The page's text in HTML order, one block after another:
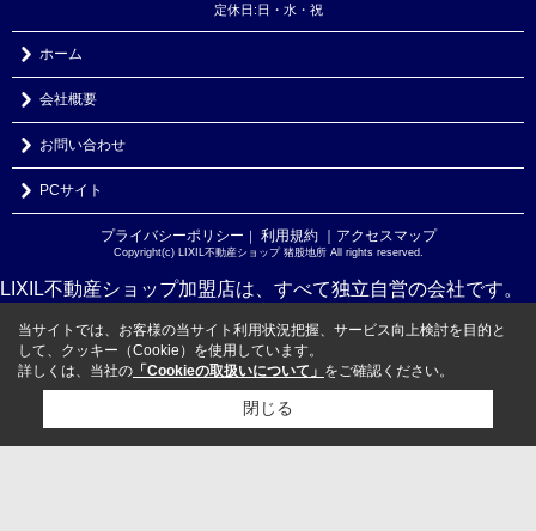
定休日:日・水・祝
ホーム
会社概要
お問い合わせ
PCサイト
プライバシーポリシー ｜ 利用規約 ｜アクセスマップ
Copyright(c) LIXIL不動産ショップ 猪股地所 All rights reserved.
LIXIL不動産ショップ加盟店は、すべて独立自営の会社です。
当サイトでは、お客様の当サイト利用状況把握、サービス向上検討を目的と
して、クッキー（Cookie）を使用しています。
詳しくは、当社の 「Cookieの取扱いについて」 をご確認ください。
閉じる